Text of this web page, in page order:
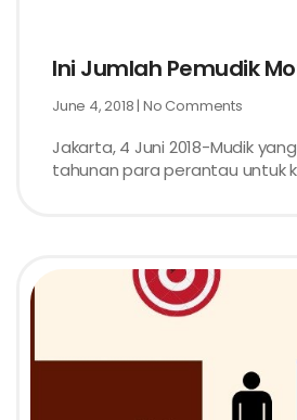
Ini Jumlah Pemudik
June 4, 2018 No Comments
Jakarta, 4 Juni 2018-Mudik
tahunan para perantau untuk